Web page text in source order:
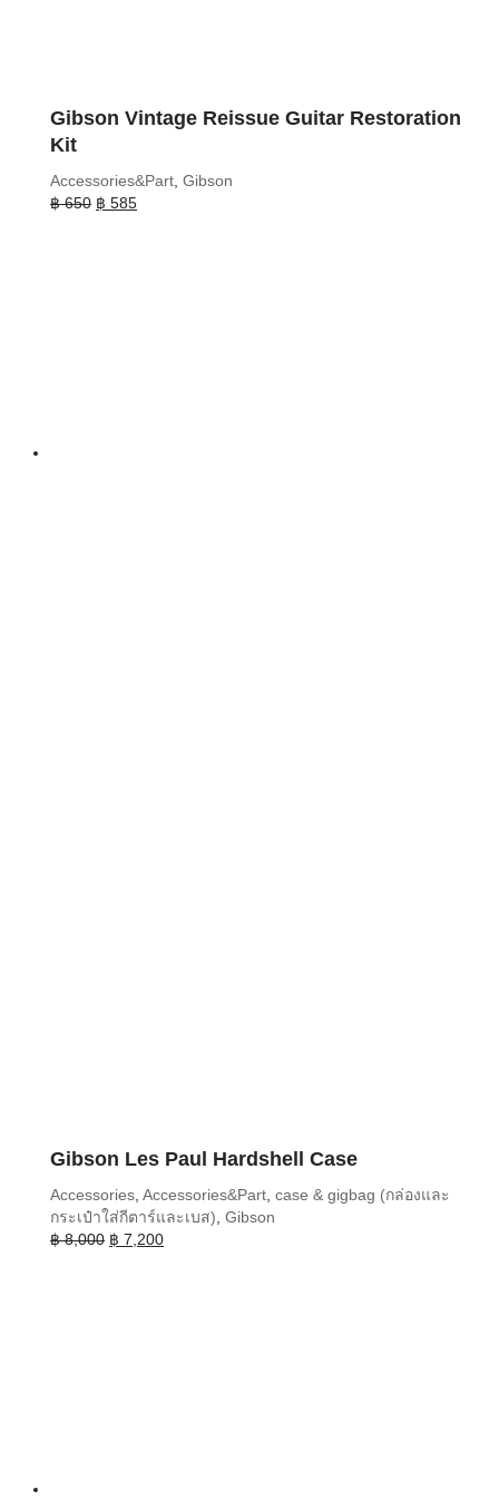
Gibson Vintage Reissue Guitar Restoration
Kit
Accessories&Part Gibson
฿650 Original
฿ 585Current
Gibson Les Paul Hardshell Case
Accessories Accessories&Part case & gigbag (กล่องและ
กระเป๋าใส่กีตาร์และเบส) Gibson
฿8,000 Original
฿ 7,200Current